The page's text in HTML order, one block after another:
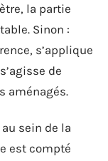
la partie
Sinon :
s’applique
de
aménagés.
sein de la
est compté